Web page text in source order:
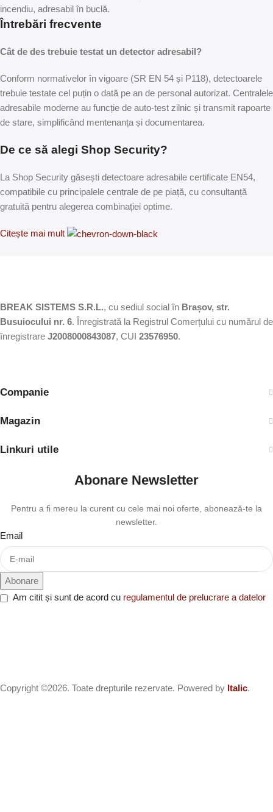
incendiu, adresabil în buclă.
Întrebări frecvente
Cât de des trebuie testat un detector adresabil?
Conform normativelor în vigoare (SR EN 54 și P118), detectoarele
trebuie testate cel puțin o dată pe an de personal autorizat. Centralele
adresabile moderne au funcție de auto-test zilnic și transmit rapoarte
de stare, simplificând mentenanța și documentarea.
De ce să alegi Shop Security?
La Shop Security găsești detectoare adresabile certificate EN54,
compatibile cu principalele centrale de pe piață, cu consultanță
gratuită pentru alegerea combinației optime.
Citește mai mult
BREAK SISTEMS S.R.L., cu sediul social în Brașov, str.
Busuiocului nr. 6. Înregistrată la Registrul Comerțului cu numărul de
înregistrare J2008000843087, CUI 23576950.​
Companie
Magazin
Linkuri utile
Abonare Newsletter
Pentru a fi mereu la curent cu cele mai noi oferte, abonează-te la
newsletter.
Email
Am citit și sunt de acord cu regulamentul de prelucrare a datelor
Copyright ©2026. Toate drepturile rezervate. Powered by Italic.